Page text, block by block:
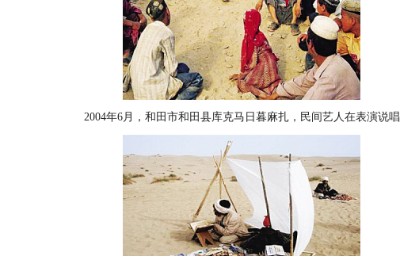
2004年6月，和田市和田县库克马日暮麻扎，民间艺人在表演说唱